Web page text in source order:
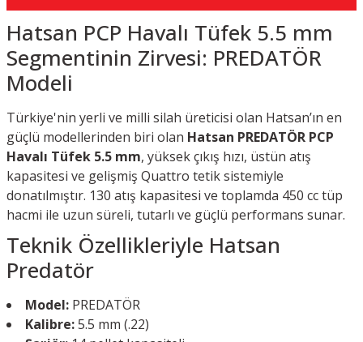
Hatsan PCP Havalı Tüfek 5.5 mm
Segmentinin Zirvesi: PREDATÖR
Modeli
Türkiye'nin yerli ve milli silah üreticisi olan Hatsan’ın en
güçlü modellerinden biri olan Hatsan PREDATÖR PCP
Havalı Tüfek 5.5 mm, yüksek çıkış hızı, üstün atış
kapasitesi ve gelişmiş Quattro tetik sistemiyle
donatılmıştır. 130 atış kapasitesi ve toplamda 450 cc tüp
hacmi ile uzun süreli, tutarlı ve güçlü performans sunar.
Teknik Özellikleriyle Hatsan
Predatör
Model: PREDATÖR
Kalibre:5.5 mm (.22)